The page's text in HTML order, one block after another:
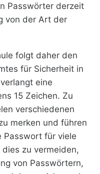
Passwörter derzeit
von der Art der
folgt daher den
für Sicherheit in
eine
15 Zeichen. Zu
verschiedenen
merken und führen
Passwort für viele
zu vermeiden,
von Passwörtern,